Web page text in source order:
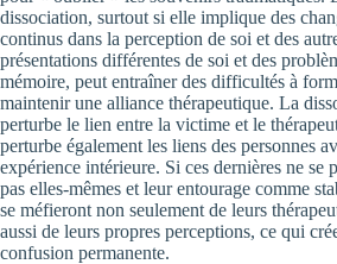
dissociation, surtout si elle implique des
continus dans la perception de soi et des
présentations différentes de soi et des
mémoire, peut entraîner des difficultés à
maintenir une alliance thérapeutique. La
perturbe le lien entre la victime et le
perturbe également les liens des personnes
expérience intérieure. Si ces dernières ne se
pas elles-mêmes et leur entourage comme
se méfieront non seulement de leurs
aussi de leurs propres perceptions, ce qui
confusion permanente.